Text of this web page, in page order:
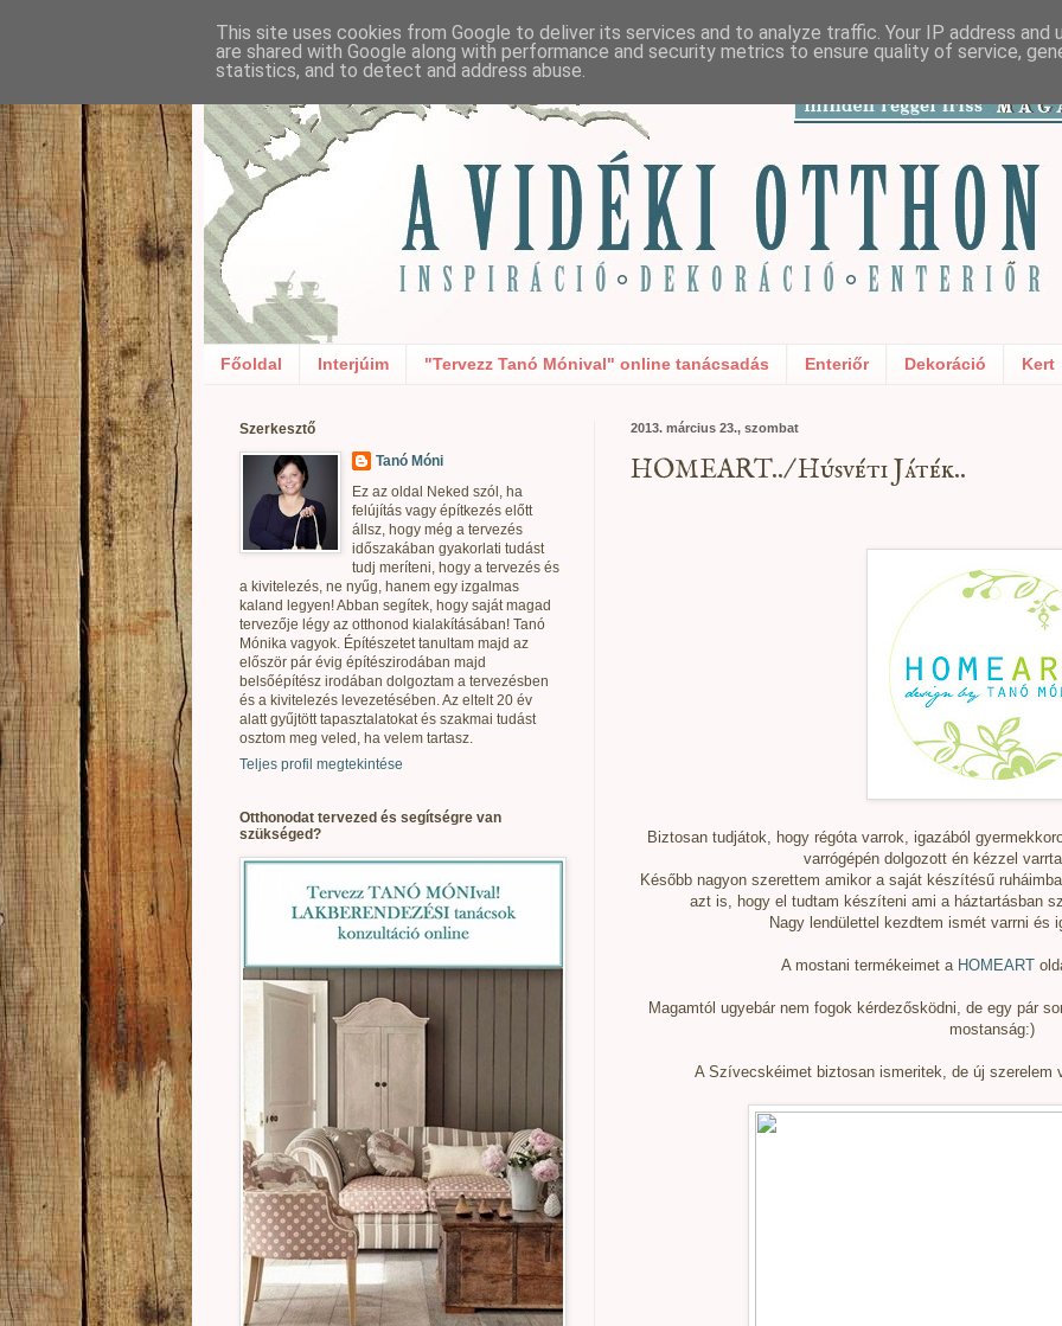
Főoldal Interjúim "Tervezz Tanó Mónival" online tanácsadás Enteriőr Dekoráció Kert
2013. március 23., szombat
HOMEART../ Húsvéti Játék..
Biztosan tudjátok, hogy régóta varrok, igazából
varrógépén dolgozott én kézzel
Később nagyon szerettem amikor a saját készítésű
azt is, hogy el tudtam készíteni ami a háztartásban
Nagy lendülettel kezdtem ismét varrni és
A mostani termékeimet a HOMEART
Magamtól ugyebár nem fogok kérdezősködni, de egy pár
mostanság:)
A Szívecskéimet biztosan ismeritek, de új
Szerkesztő
Tanó Móni
Ez az oldal Neked szól, ha
felújítás vagy építkezés előtt
állsz, hogy még a tervezés
időszakában gyakorlati tudást
tudj meríteni, hogy a tervezés és
a kivitelezés, ne nyűg, hanem egy izgalmas
kaland legyen! Abban segítek, hogy saját magad
tervezője légy az otthonod kialakításában! Tanó
Mónika vagyok. Építészetet tanultam majd az
először pár évig építészirodában majd
belsőépítész irodában dolgoztam a tervezésben
és a kivitelezés levezetésében. Az eltelt 20 év
alatt gyűjtött tapasztalatokat és szakmai tudást
osztom meg veled, ha velem tartasz.
Teljes profil megtekintése
Otthonodat tervezed és segítségre van
szükséged?
This site uses cookies from Google to deliver its services and to analyze traffic. Your IP address and
are shared with Google along with performance and security metrics to ensure quality of service,
statistics, and to detect and address abuse.